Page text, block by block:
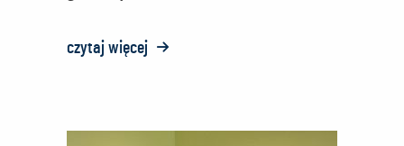
czytaj więcej o:
dla